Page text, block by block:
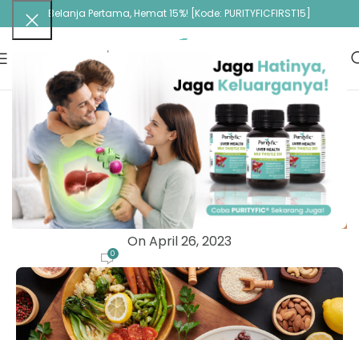
Belanja Pertama, Hemat 15%! [Kode: PURITYFICFIRST15]
ARTIKEL
9 Makanan Vegetarian Tinggi Protein,
Rendah Karbohidrat
Purityfic Administrator
On April 26, 2023
0